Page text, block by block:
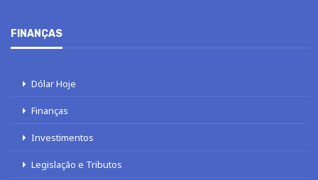
FINANÇAS
Dólar Hoje
Finanças
Investimentos
Legislação e Tributos